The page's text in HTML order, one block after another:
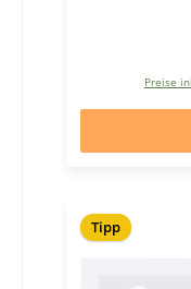
Preise
Tipp